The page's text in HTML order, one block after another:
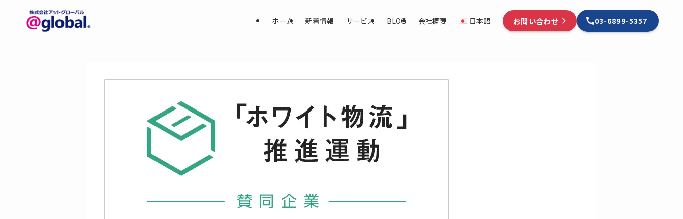
ホーム 新着情報 サービス BLOG 会社概要 日本語 お問い合わせ 03-6899-5357